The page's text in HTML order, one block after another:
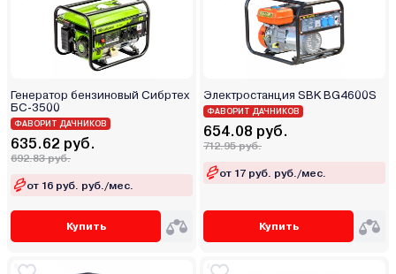
Генератор бензиновый Сибртех
БС-3500
ФАВОРИТ ДАЧНИКОВ
635.62 руб.
692.83 руб.
от 16 руб. руб./мес.
Купить
Электростанция SBK BG4600S
ФАВОРИТ ДАЧНИКОВ
654.08 руб.
712.95 руб.
от 17 руб. руб./мес.
Купить